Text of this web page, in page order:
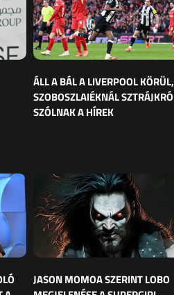
ÁLL A BÁL A LIVERPOOL KÖRÜL,
SZOBOSZLAIÉKNÁL
SZÓLNAK A HÍREK
JASON MOMOA SZERINT LOBO